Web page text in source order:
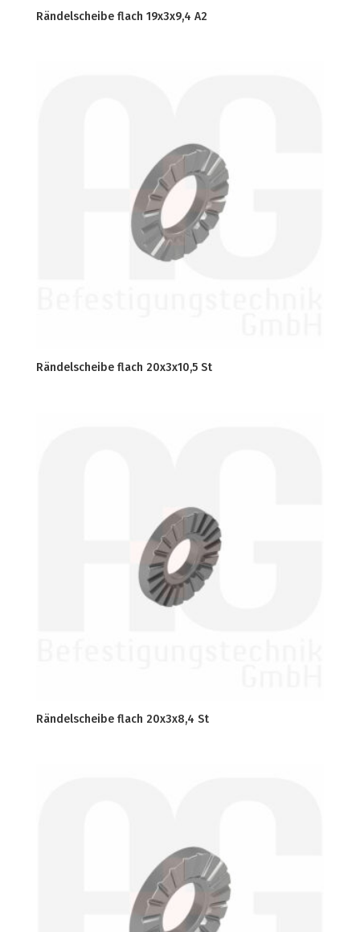
Rändelscheibe flach 19x3x9,4 A2
Rändelscheibe flach 20x3x10,5 St
Rändelscheibe flach 20x3x8,4 St